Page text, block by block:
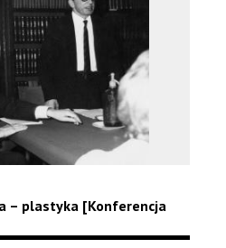
– plastyka [Konferencja